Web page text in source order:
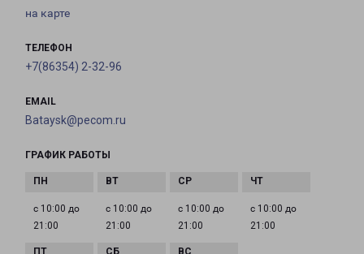
на карте
ТЕЛЕФОН
+7(86354) 2-32-96
EMAIL
Bataysk@pecom.ru
ГРАФИК РАБОТЫ
с 10:00 до
21:00
с 10:00 до
21:00
с 10:00 до
21:00
с 10:00 до
21:00